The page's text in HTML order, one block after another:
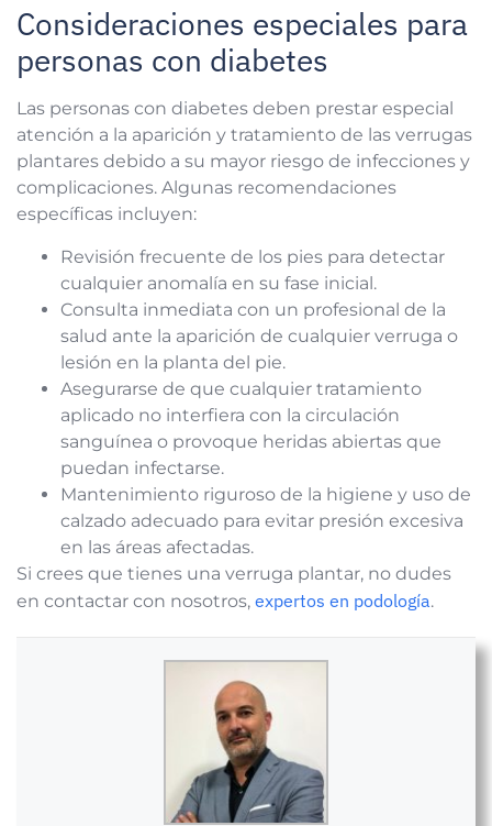
Consideraciones especiales para
personas con diabetes
Las personas con diabetes deben prestar especial
atención a la aparición y tratamiento de las verrugas
plantares debido a su mayor riesgo de infecciones y
complicaciones. Algunas recomendaciones
específicas incluyen:
Revisión frecuente de los pies para detectar
cualquier anomalía en su fase inicial.
Consulta inmediata con un profesional de la
salud ante la aparición de cualquier verruga o
lesión en la planta del pie.
Asegurarse de que cualquier tratamiento
aplicado no interfiera con la circulación
sanguínea o provoque heridas abiertas que
puedan infectarse.
Mantenimiento riguroso de la higiene y uso de
calzado adecuado para evitar presión excesiva
en las áreas afectadas.
Si crees que tienes una verruga plantar, no dudes
en contactar con nosotros, expertos en podología